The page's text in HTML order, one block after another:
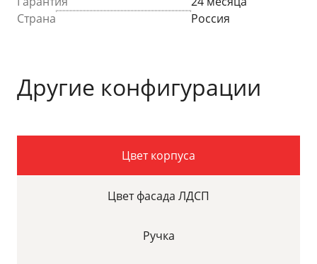
Страна
Россия
Другие конфигурации
Цвет корпуса
Цвет фасада ЛДСП
Ручка